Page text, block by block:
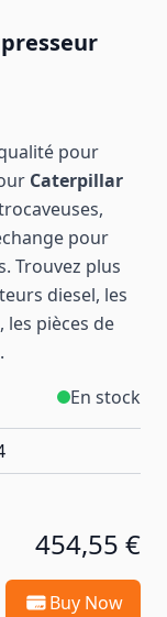
pour
Caterpillar
pour
Trouvez plus
diesel, les
pièces de
En stock
454,55 €
Buy Now